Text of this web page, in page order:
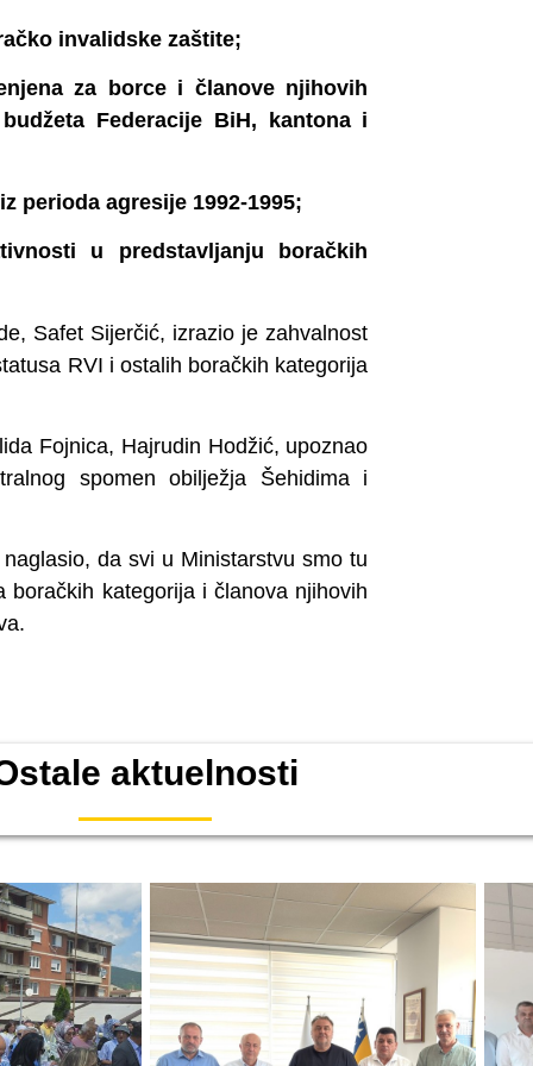
invalidske zaštite;
za borce i članove njihovih
Federacije BiH, kantona i
perioda agresije 1992-1995;
u predstavljanju boračkih
Safet Sijerčić, izrazio je zahvalnost
RVI i ostalih boračkih kategorija
Fojnica, Hajrudin Hodžić, upoznao
spomen obilježja Šehidima i
da svi u Ministarstvu smo tu
kategorija i članova njihovih
aktuelnosti